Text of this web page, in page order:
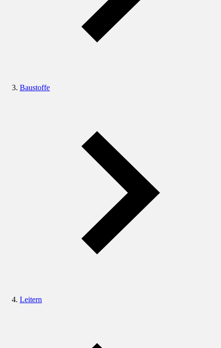
Baustoffe
Leitern